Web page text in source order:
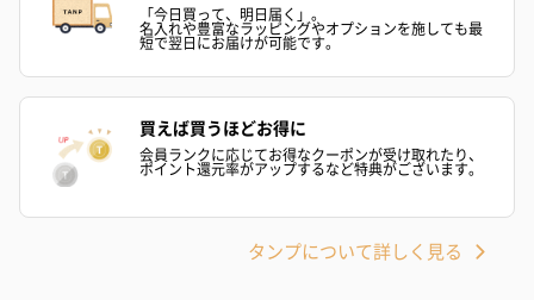
「今日買って、明日届く」。
名入れや豊富なラッピングやオプションを施しても最
短で翌日にお届けが可能です。
買えば買うほどお得に
会員ランクに応じてお得なクーポンが受け取れたり、
ポイント還元率がアップするなど特典がございます。
タンプについて詳しく見る